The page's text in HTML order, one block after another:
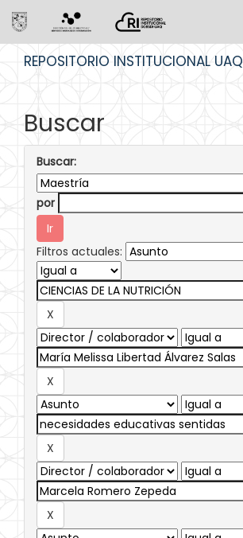
REPOSITORIO INSTITUCIONAL UAQ
Buscar
Buscar:
por
Filtros actuales: